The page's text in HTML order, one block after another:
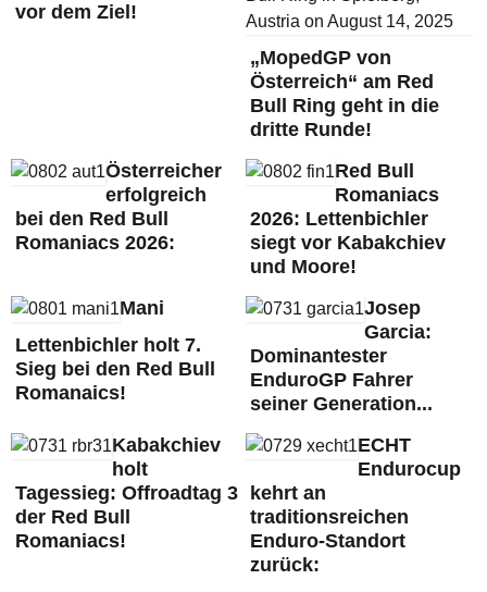
vor dem Ziel!
„MopedGP von
Österreich“ am Red
Bull Ring geht in die
dritte Runde!
Österreicher
erfolgreich
bei den Red Bull
Romaniacs 2026:
Red Bull
Romaniacs
2026: Lettenbichler
siegt vor Kabakchiev
und Moore!
Mani
Lettenbichler holt 7.
Sieg bei den Red Bull
Romanaics!
Josep
Garcia:
Dominantester
EnduroGP Fahrer
seiner Generation...
Kabakchiev
holt
Tagessieg: Offroadtag 3
der Red Bull
Romaniacs!
ECHT
Endurocup
kehrt an
traditionsreichen
Enduro-Standort
zurück: